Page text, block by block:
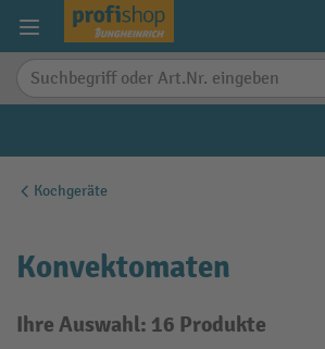
springen
Kochgeräte
Konvektomaten
Ihre Auswahl: 16 Produkte